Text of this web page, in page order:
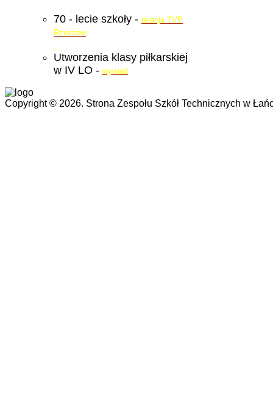
70 - lecie szkoły - relacja TVP
Rzeszów
Utworzenia klasy piłkarskiej
w IV LO - wywiad
Copyright © 2026. Strona Zespołu Szkół Technicznych w